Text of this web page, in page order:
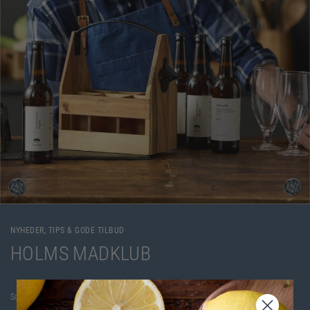
NYHEDER, TIPS & GODE TILBUD
HOLMS MADKLUB
Som medlem af HOLMS MADKLUB får du nyheder, små tips og gode tilbud tilsendt